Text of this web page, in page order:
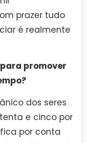
prazer tudo
é realmente
promover
dos seres
e cinco por
por conta